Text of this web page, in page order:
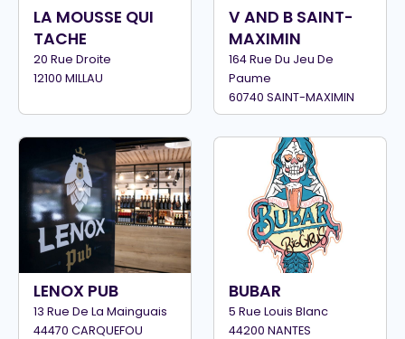
LA MOUSSE QUI
TACHE
20 Rue Droite
12100 MILLAU
V AND B SAINT-
MAXIMIN
164 Rue Du Jeu De
Paume
60740 SAINT-MAXIMIN
LENOX PUB
13 Rue De La Mainguais
44470 CARQUEFOU
BUBAR
5 Rue Louis Blanc
44200 NANTES